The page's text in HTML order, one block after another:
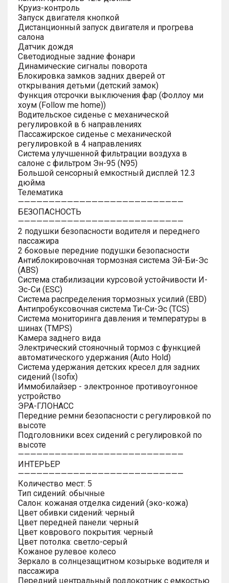
Круиз-контроль
Запуск двигателя кнопкой
Дистанционный запуск двигателя и прогрева
салона
Датчик дождя
Светодиодные задние фонари
Динамические сигналы поворота
Блокировка замков задних дверей от
открывания детьми (детский замок)
Функция отсрочки выключения фар (Фоллоу ми
хоум (Follow me home))
Водительское сиденье с механической
регулировкой в 6 направлениях
Пассажирское сиденье с механической
регулировкой в 4 направлениях
Система улучшенной фильтрации воздуха в
салоне с фильтром Эн-95 (N95)
Большой сенсорный емкостный дисплей 12.3
дюйма
Телематика
———————————————————————————
БЕЗОПАСНОСТЬ
———————————————————————————
2 подушки безопасности водителя и переднего
пассажира
2 боковые передние подушки безопасности
Антиблокировочная тормозная система Эй-Би-Эс
(ABS)
Система стабилизации курсовой устойчивости И-
Эс-Си (ESC)
Система распределения тормозных усилий (EBD)
Антипробуксовочная система Ти-Си-Эс (TCS)
Система мониторинга давления и температуры в
шинах (TMPS)
Камера заднего вида
Электрический стояночный тормоз с функцией
автоматического удержания (Auto Hold)
Система удержания детских кресел для задних
сидений (Isofix)
Иммобилайзер - электронное противоугонное
устройство
ЭРА-ГЛОНАСС
Передние ремни безопасности с регулировкой по
высоте
Подголовники всех сидений с регулировкой по
высоте
———————————————————————————
ИНТЕРЬЕР
———————————————————————————
Количество мест: 5
Тип сидений: обычные
Салон: кожаная отделка сидений (эко-кожа)
Цвет обивки сидений: черный
Цвет передней панели: черный
Цвет коврового покрытия: черный
Цвет потолка: светло-серый
Кожаное рулевое колесо
Зеркало в солнцезащитном козырьке водителя и
пассажира
Передний центральный подлокотник с емкостью